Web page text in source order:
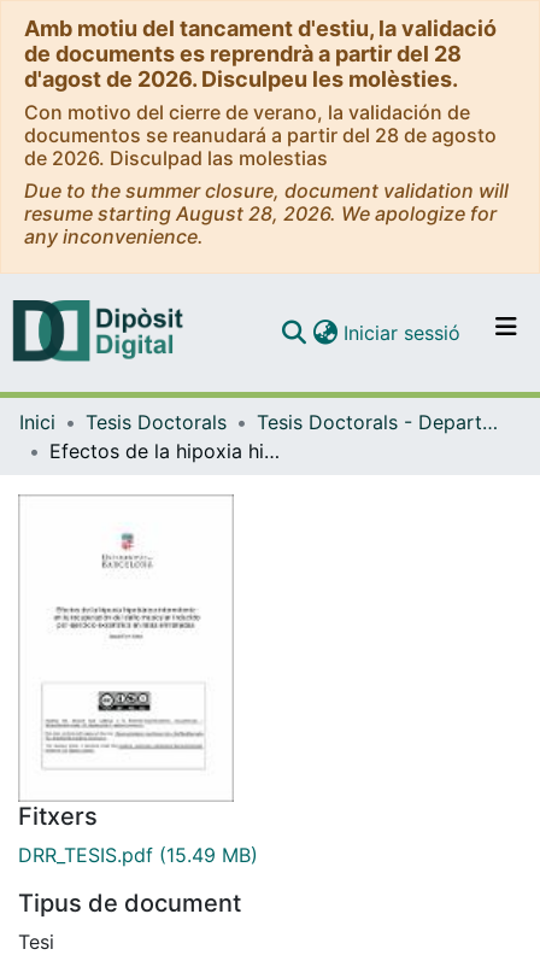
Amb motiu del tancament d'estiu, la validació
de documents es reprendrà a partir del 28
d'agost de 2026. Disculpeu les molèsties.
Con motivo del cierre de verano, la validación de
documentos se reanudará a partir del 28 de agosto
de 2026. Disculpad las molestias
Due to the summer closure, document validation will
resume starting August 28, 2026. We apologize for
any inconvenience.
Navega per tot el DD
Iniciar sessió (current)
Inici Tesis Doctorals
Tesis Doctorals - Departament - Biologia Cel·lular, Fisiologia i Immunologia
Efectos de la hipoxia hipobárica intermitente en la recuperación del daño muscular inducido por ejercicio excéntrico en ratas entrenadas
Fitxers
DRR_TESIS.pdf (15.49 MB)
Tipus de document
Tesi